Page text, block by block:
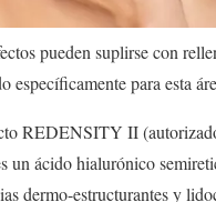
pueden suplirse con
específicamente para esta
REDENSITY II
un ácido hialurónico
dermo-estructurantes y